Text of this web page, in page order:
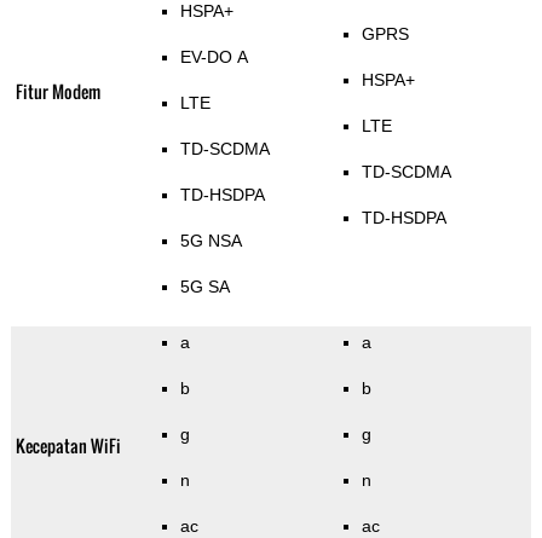
Fitur Modem
HSPA+
EV-DO A
LTE
TD-SCDMA
TD-HSDPA
5G NSA
5G SA
GPRS
HSPA+
LTE
TD-SCDMA
TD-HSDPA
Kecepatan WiFi
a
b
g
n
ac
a
b
g
n
ac